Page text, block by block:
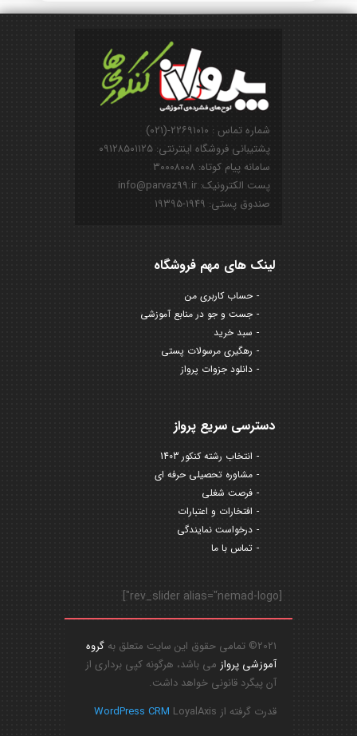
شماره تماس : ۲۲۶۹۱۰۱۰-(۰۲۱)
پشتیبانی فروشگاه اینترنتی: ۰۹۱۲۸۵۰۱۱۲۵
سامانه پیام کوتاه: ۳۰۰۰۸۰۰۸
پست الکترونیک: info@parvaz99.ir
صندوق پستی: ۱۹۴۹-۱۹۳۹۵
لینک های مهم فروشگاه
حساب کاربری من
جست و جو در منابع آموزشی
سبد خرید
رهگیری مرسولات پستی
دانلود جزوات پرواز
دسترسی سریع پرواز
انتخاب رشته کنکور 1403
مشاوره تحصیلی حرفه ای
فرصت شغلی
افتخارات و اعتبارات
درخواست نمایندگی
تماس با ما
[rev_slider alias="nemad-logo"]
2021© تمامی حقوق این سایت متعلق به
گروه
آموزشی پرواز می باشد، هرگونه کپی برداری از
آن پیگرد قانونی خواهد داشت.
قدرت گرفته از
WordPress CRM LoyalAxis